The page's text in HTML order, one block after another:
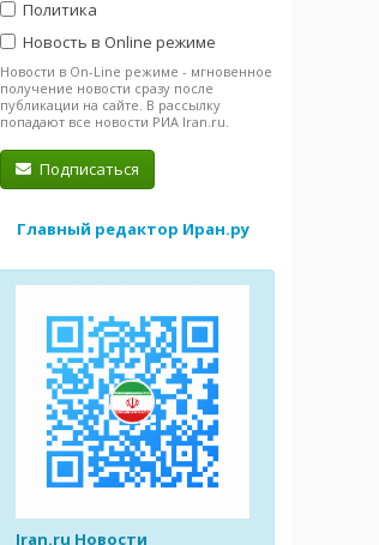
Политика
Новость в Online режиме
Новости в On-Line режиме - мгновенное
получение новости сразу после
публикации на сайте. В рассылку
попадают все новости РИА Iran.ru.
Подписаться
Главный редактор Иран.ру
Iran.ru Новости